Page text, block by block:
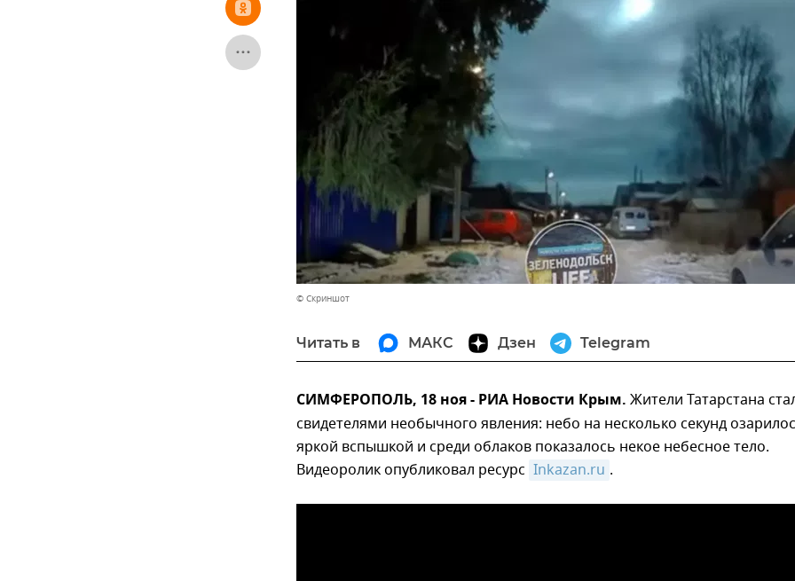
© Скриншот
Читать в МАКС Дзен Telegram
СИМФЕРОПОЛЬ, 18 ноя - РИА Новости Крым. Жители Татарстана
свидетелями необычного явления: небо на несколько секунд
яркой вспышкой и среди облаков показалось некое небесное тело.
Видеоролик опубликовал ресурс Inkazan.ru .